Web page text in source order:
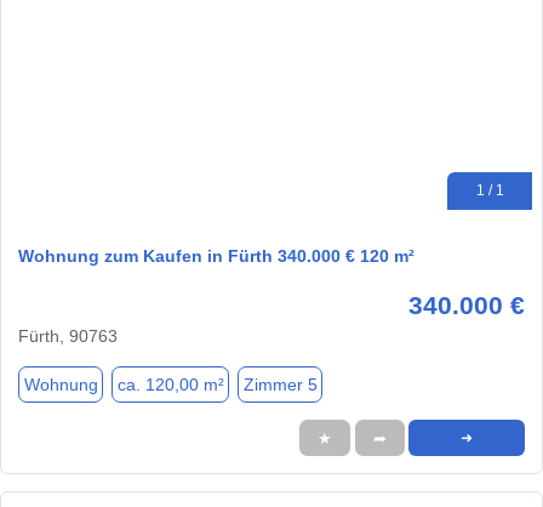
1 / 1
Wohnung zum Kaufen in Fürth 340.000 € 120 m²
340.000 €
Fürth, 90763
Wohnung ca. 120,00 m² Zimmer 5
★ ➦ ➜